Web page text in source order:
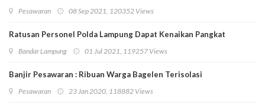
Pesawaran 08 Sep 2021, 120352 Views
Ratusan Personel Polda Lampung Dapat Kenaikan Pangkat
Bandar Lampung 01 Jul 2021, 119257 Views
Banjir Pesawaran : Ribuan Warga Bagelen Terisolasi
Pesawaran 23 Jan 2020, 118882 Views